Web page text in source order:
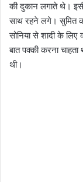
की दुकान लगाते थे।
साथ रहने लगे। सुमित
सोनिया से शादी के
बात पक्की करना
थी।